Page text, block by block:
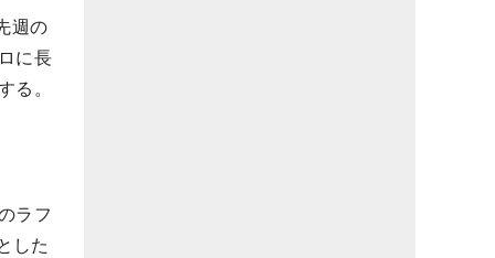
週の
に長
る。
ラフ
した